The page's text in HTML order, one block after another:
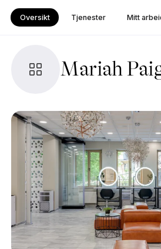
Oversikt Tjenester Mitt
Mariah